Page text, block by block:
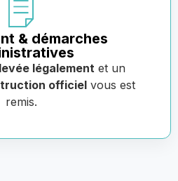
& démarches
légalement et un
officiel vous est
remis.